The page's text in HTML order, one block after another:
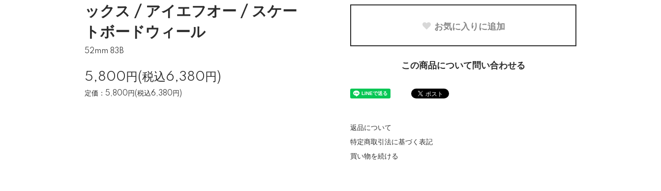
ックス / アイエフオー / スケー
トボードウィール
52mm 83B
5,800円(税込6,380円)
定価：5,800円(税込6,380円)
お気に入りに追加
この商品について問い合わせる
返品について
特定商取引法に基づく表記
買い物を続ける